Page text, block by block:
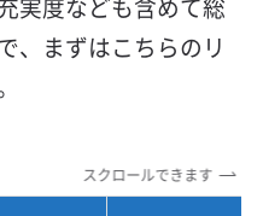
タベタした汚れに
い粉が混ざること
に固まってしまう
防汚コーティング
実度なども含めて総
、まずはこちらのリ
スクロールできます